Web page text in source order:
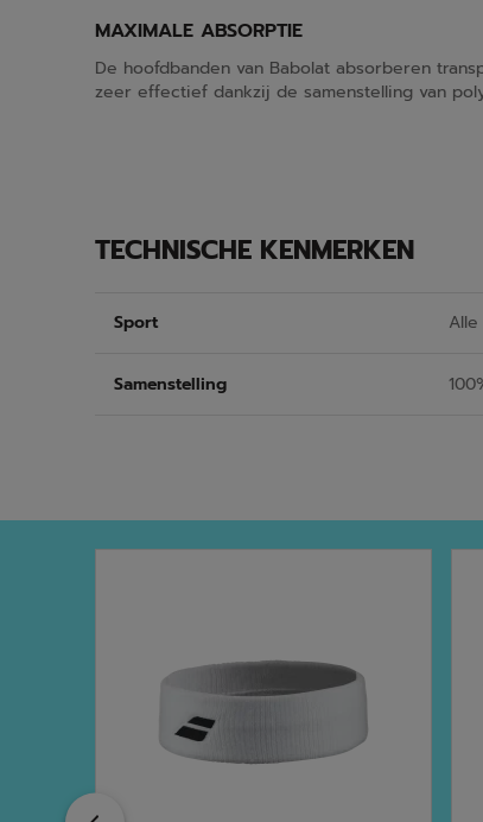
MAXIMALE ABSORPTIE
De hoofdbanden van Babolat absorberen
zeer effectief dankzij de samenstelling van
TECHNISCHE KENMERKEN
Sport
Samenstelling